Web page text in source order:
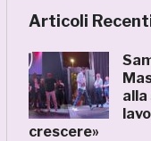
Articoli
alla
crescere»